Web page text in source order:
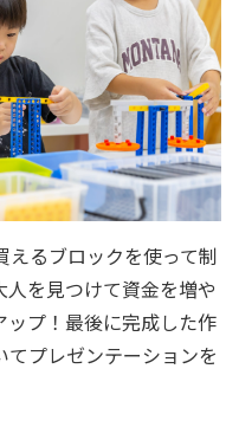
えるブロックを使って制
を見つけて資金を増や
ップ！最後に完成した作
プレゼンテーションを